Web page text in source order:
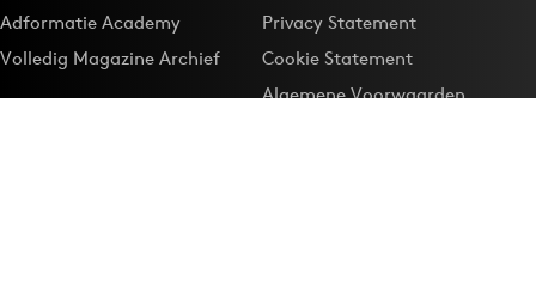
Adformatie Academy
Volledig Magazine Archief
Privacy Statement
Cookie Statement
Algemene Voorwaarden